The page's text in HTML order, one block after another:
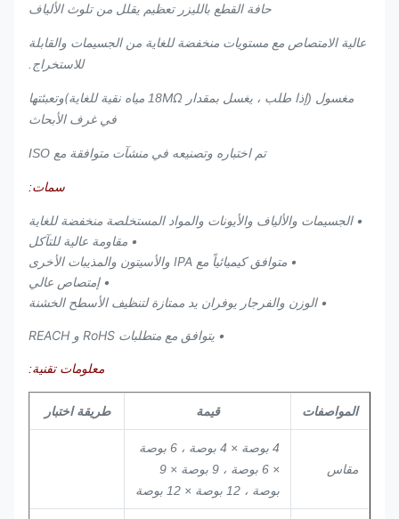
حافة القطع بالليزرتعظيم يقلل من تلوث الألياف
عالية الامتصاص مع مستويات منخفضة للغاية من الجسيمات والقابلة
للاستخراج.
مغسول (إذا طلب ، يغسل بمقدار 18 MΩ مياه نقية للغاية)
وتعبئتها
في غرف الأبحاث
تم اختباره وتصنيعه في منشآت متوافقة مع ISO
سمات:
• الجسيمات والألياف والأيونات والمواد المستخلصة منخفضة للغاية
• مقاومة عالية للتآكل
• متوافق كيميائياً مع IPA والأسيتون والمذيبات الأخرى
• إمتصاص عالي
• الوزن والفرجار يوفران يد ممتازة لتنظيف الأسطح الخشنة
• يتوافق مع متطلبات RoHS و REACH
معلومات تقنية:
المواصفات قيمة طريقة اختبار
مقاس
4 بوصة × 4 بوصة ، 6 بوصة
× 6 بوصة ، 9 بوصة × 9
بوصة ، 12 بوصة × 12 بوصة